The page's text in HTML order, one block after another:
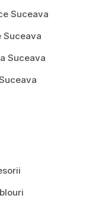
Suceava
Suceava
Suceava